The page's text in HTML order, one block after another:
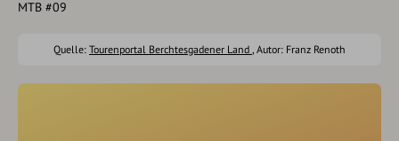
MTB #09
Quelle: Tourenportal Berchtesgadener Land , Autor: Franz Renoth